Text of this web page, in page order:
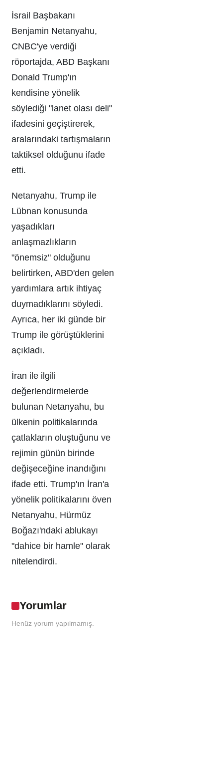
İsrail Başbakanı
Benjamin Netanyahu,
CNBC'ye verdiği
röportajda, ABD Başkanı
Donald Trump'ın
kendisine yönelik
söylediği "lanet olası deli"
ifadesini geçiştirerek,
aralarındaki tartışmaların
taktiksel olduğunu ifade
etti.
Netanyahu, Trump ile
Lübnan konusunda
yaşadıkları
anlaşmazlıkların
"önemsiz" olduğunu
belirtirken, ABD'den gelen
yardımlara artık ihtiyaç
duymadıklarını söyledi.
Ayrıca, her iki günde bir
Trump ile görüştüklerini
açıkladı.
İran ile ilgili
değerlendirmelerde
bulunan Netanyahu, bu
ülkenin politikalarında
çatlakların oluştuğunu ve
rejimin günün birinde
değişeceğine inandığını
ifade etti. Trump'ın İran'a
yönelik politikalarını öven
Netanyahu, Hürmüz
Boğazı'ndaki ablukayı
"dahice bir hamle" olarak
nitelendirdi.
Yorumlar
Henüz yorum yapılmamış.